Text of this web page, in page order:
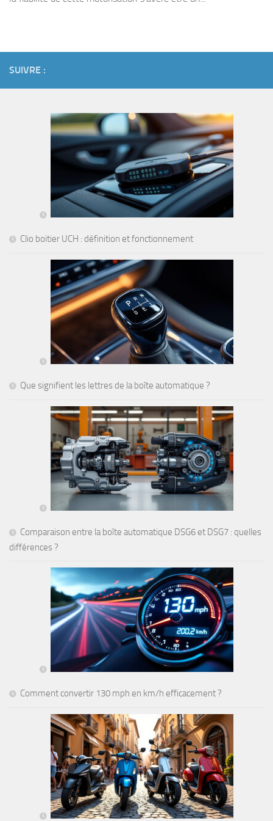
SUIVRE :
Clio boitier UCH : définition et fonctionnement
Que signifient les lettres de la boîte automatique ?
Comparaison entre la boîte automatique DSG6 et DSG7 : quelles
différences ?
Comment convertir 130 mph en km/h efficacement ?